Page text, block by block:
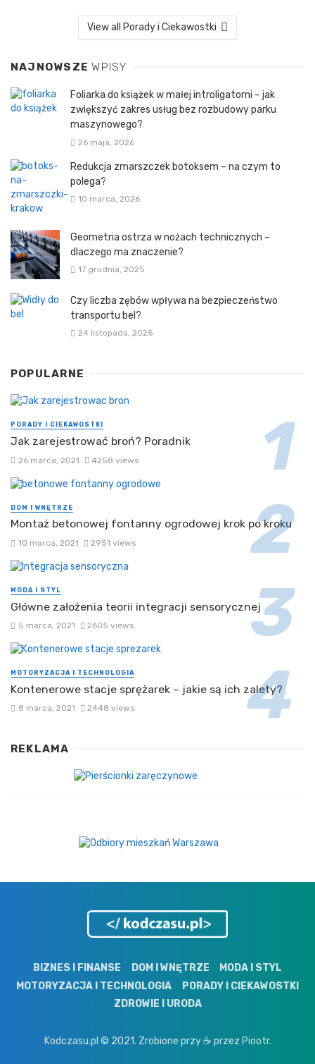
View all Porady i Ciekawostki
NAJNOWSZEWPISY
Foliarka do książek w małej introligatorni – jak
zwiększyć zakres usług bez rozbudowy parku
maszynowego?
26 maja, 2026
Redukcja zmarszczek botoksem – na czym to
polega?
10 marca, 2026
Geometria ostrza w nożach technicznych –
dlaczego ma znaczenie?
17 grudnia, 2025
Czy liczba zębów wpływa na bezpieczeństwo
transportu bel?
24 listopada, 2025
POPULARNE
PORADY I CIEKAWOSTKI
Jak zarejestrować broń? Poradnik
26 marca, 2021 4258 views
DOM I WNĘTRZE
Montaż betonowej fontanny ogrodowej krok po kroku
10 marca, 2021 2951 views
MODA I STYL
Główne założenia teorii integracji sensorycznej
5 marca, 2021 2605 views
MOTORYZACJA I TECHNOLOGIA
Kontenerowe stacje sprężarek – jakie są ich zalety?
8 marca, 2021 2448 views
REKLAMA
BIZNES I FINANSE DOM I WNĘTRZE
MODA I STYL
MOTORYZACJA I TECHNOLOGIA
PORADY I CIEKAWOSTKI
ZDROWIE I URODA
Kodczasu.pl © 2021. Zrobione przy ☕ przez Piootr.